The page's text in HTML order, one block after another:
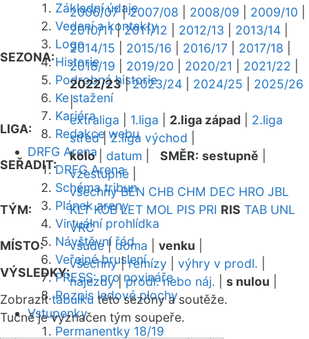
Základní údaje
Vedení a kontakty
Logo
Historie
Podrobná historie
Ke stažení
Kariéra
Redakce webu
DRFG Arena
DRFG Arena
Schéma tribun
Plánek areny
Virtuální prohlídka
Návštěvní řád
Veřejné bruslení
PRESS: pro novináře
Rozpis ledové plochy
Vstupenky
Permanentky 18/19
SEZONA:
2006/07|2007/08 2008/09 2009/10
2010/11|2011/12 2012/13 2013/14
2014/15
2015/16 2016/17 2017/18
2018/19
2019/20 2020/21 2021/22
2022/23|2023/24 2024/25
2025/26
|
LIGA:
extraliga 1.liga 2.liga západ
2.liga
střed|2.liga východ
SEŘADIT:
kolo| datum SMĚR: sestupně
vzestupně
TÝM:
všechny BEN CHB CHM DEC HRO JBL
KLT KOB LET MOL PIS PRI RIS TAB UNL
VRC
MÍSTO:
všude| doma venku
VÝSLEDKY:
všechny|remízy výhry v prodl.
nájezdy|prodl. nebo náj. s nulou
Zobrazittabulku této sezóny a soutěže.
Tučně je vyznačen tým soupeře.